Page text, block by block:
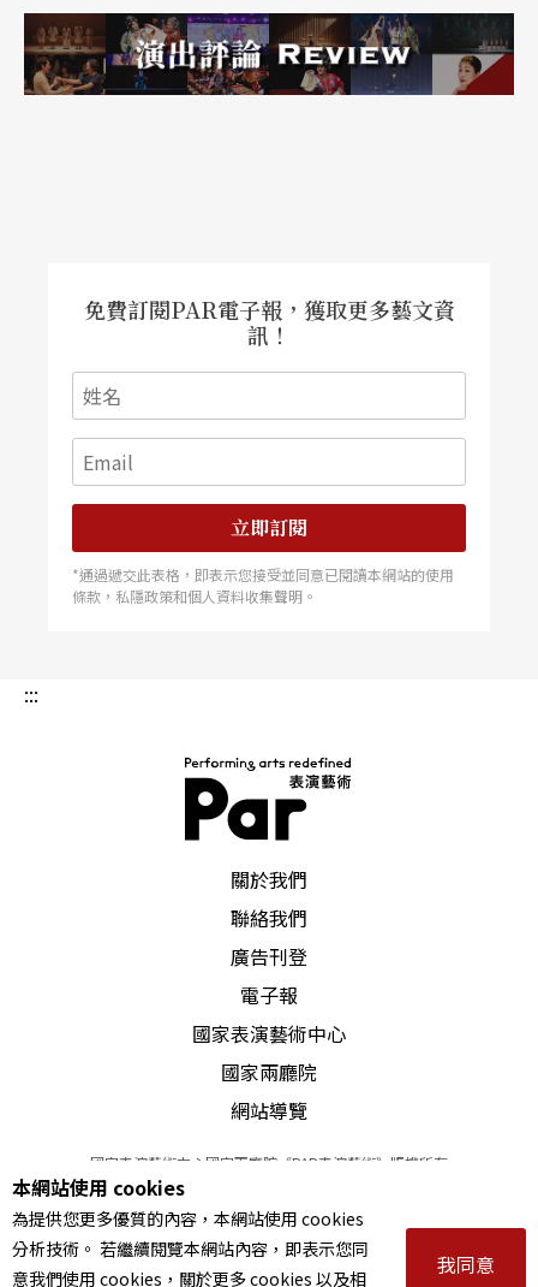
索多瑪和蛾摩拉那樣，具有屬於這個疾病的意象。
當時的人們在處理感染者或愛滋病人的角色時，寫
出來都是相當絕望的。事實上也是如此，因為愛滋
的？他們都在雞尾酒療法之前：《美國天使》是九
○年代初期、《吉屋出租》
完成、《平常心》
八○年代末。在雞尾酒療法出現之後，其實比較少
有像這幾齣那麼知名的戲劇劇本在處理「愛滋」這
件事。即便也有些相關的愛滋展演作品，但其中也
有不少是在回顧那個年代。如果要面向那個年代，
它可能會比較好處理，因為裡面的主角色會死、他
這個想法反而讓我很不安，明明他們面對的現況實
能把他們寫死呢？而我到底該怎麼處理他們現在所
面對的問題跟生命？
：有嘗試繼續往本來設定的方向走走看嗎？
有打算寫過一種是從這個疾病在世界中演進的歷
史講起，從非洲、從美國看愛滋，然後再回到台
灣，但這樣的內容會比較硬、規模也太大，可能
兩、三小時都講不完；還想過有一個皇后、一個騎
士的角色，有點像是在說書或是介紹，也有一個未
來人可以在時間裡移動。但其實很難，因為這個疾
病在每個地方的狀態和「卡住」的地方，都不太一
樣。
免費訂閱PAR電子報，獲取更多藝文資
訊！
立即訂閱
*通過遞交此表格，即表示您接受並同意已閱讀本網站的使用
條款，私隱政策和個人資料收集聲明。
:::
關於我們
聯絡我們
廣告刊登
電子報
國家表演藝術中心
國家兩廳院
網站導覽
國家表演藝術中心國家兩廳院《PAR表演藝術》版權所有
© 2022Performing arts redefined. All Rights Reserved
統一編號 Tax Id number 00973926
本站所提供相關演出資訊，如有異動應以主辦單位公告為準。
服務條款｜隱私權聲明｜著作權聲明
本網站使用 cookies
為提供您更多優質的內容，本網站使用 cookies
分析技術。 若繼續閱覽本網站內容，即表示您同
意我們使用 cookies，關於更多 cookies 以及相
我同意